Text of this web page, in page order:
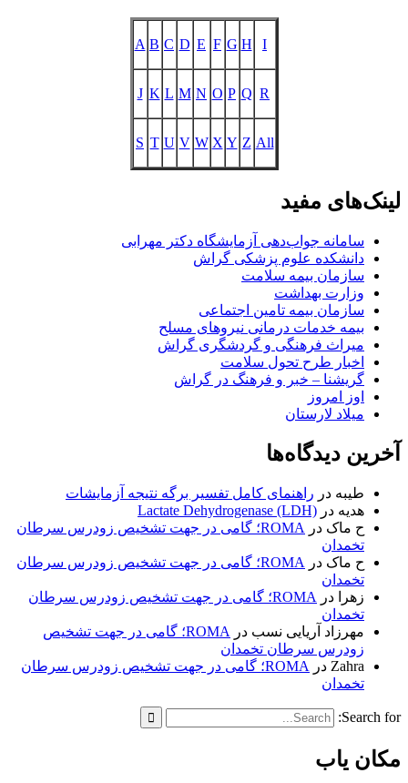
I
H
G
F
E
D
C
B
A
R
Q
P
O
N
M
L
K
J
All
Z
Y
X
W
V
U
T
S
لینک‌های مفید
سامانه جواب‌دهی آزمایشگاه دکتر مهرابی
دانشکده علوم پزشکی گراش
سازمان بیمه سلامت
وزارت بهداشت
سازمان بیمه تامین اجتماعی
بیمه خدمات درمانی نیروهای مسلح
میراث فرهنگی و گردشگری گراش
اخبار طرح تحول سلامت
گریشنا – خبر و فرهنگ در گراش
اوز امروز
میلاد لارستان
آخرین دیدگاه‌ها
طیبه در راهنمای کامل تفسیر برگه نتیجه آزمایشات
هدیه در Lactate Dehydrogenase (LDH)
ح ماک در
ROMA؛ گامی در جهت تشخیص زودرس سرطان
تخمدان
ح ماک در
ROMA؛ گامی در جهت تشخیص زودرس سرطان
تخمدان
زهرا
در
ROMA؛ گامی در جهت تشخیص زودرس سرطان
تخمدان
مهرزاد آریایی نسب در
ROMA؛ گامی در جهت تشخیص
زودرس سرطان تخمدان
Zahra در
ROMA؛ گامی در جهت تشخیص زودرس سرطان
تخمدان
Search for:
مکان یاب